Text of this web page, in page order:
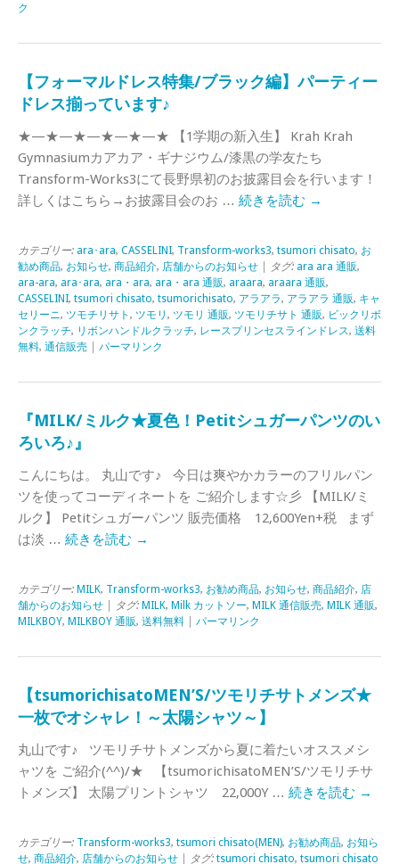
ク
【フォーマルドレス特集/ブラック編】パーティー
ドレス揃っています♪
★—★—★—★—★—★ 【1学期の新入生】 Krah Krah
Gymnasiumカアカア・ギナジウム/漆黒の学友たち
Transform-Works3にて長野県初のお披露目会を行います！
詳しくはこちら→お披露目会のお … 続きを読む →
カテゴリー: ara･ara, CASSELINI, Transform-works3, tsumori chisato, お
勧め商品, お知らせ, 商品紹介, 店舗からのお知らせ | タグ: ara ara 通販,
ara-ara, ara･ara, ara・ara, ara・ara 通販, araara, araara 通販,
CASSELINI, tsumori chisato, tsumorichisato, アラアラ, アラアラ 通販, キャ
セリーニ, ツモチリサト , ツモリ , ツモリ 通販, ツモリチサト 通販, ビックリボ
ンクラッチ, リボンハンドルクラッチ, レースプリンセスラインドレス, 送料
無料, 通信販売 パーマリンク
『MILK/ミルク★夏色！Petitシュガーパンツのい
ろいろ♪』
こんにちは。 丸山です♪ 今日は爽やかカラーのフリルパン
ツを使ってコーディネートを ご紹介します☆彡 【MILK/ミ
ルク】 Petitシュガーパンツ 販売価格 12,600Yen+税 まず
は淡 … 続きを読む →
カテゴリー: MILK, Transform-works3, お勧め商品, お知らせ, 商品紹介, 店
舗からのお知らせ | タグ: MILK, Milk カットソー, MILK 通信販売, MILK 通販,
MILKBOY, MILKBOY 通販, 送料無料 パーマリンク
【tsumorichisatoMEN’S/ツモリチサトメンズ★
一枚でオシャレ！～太陽シャツ～】
丸山です♪ ツモリチサトメンズから夏に着たいオススメシ
ャツを ご紹介(^^)/★ 【tsumorichisatoMEN’S/ツモリチサ
トメンズ】 太陽プリントシャツ 22,000Y … 続きを読む →
カテゴリー: Transform-works3, tsumori chisato(MEN), お勧め商品, お知ら
せ, 商品紹介, 店舗からのお知らせ | タグ: tsumori chisato, tsumori chisato